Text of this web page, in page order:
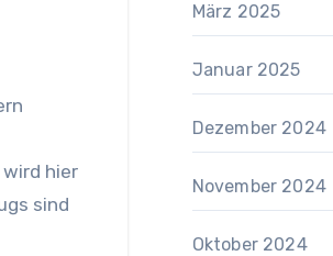
hier
sind
März 2025
Januar 2025
Dezember 2024
November 2024
Oktober 2024